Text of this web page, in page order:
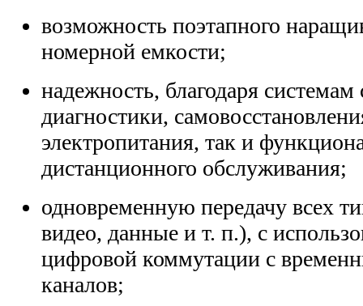
возможность поэтапного
номерной емкости;
надежность, благодаря системам
диагностики,
электропитания, так и
дистанционного обслуживания;
одновременную передачу всех
видео, данные и т. п.), с
цифровой коммутации с
каналов;